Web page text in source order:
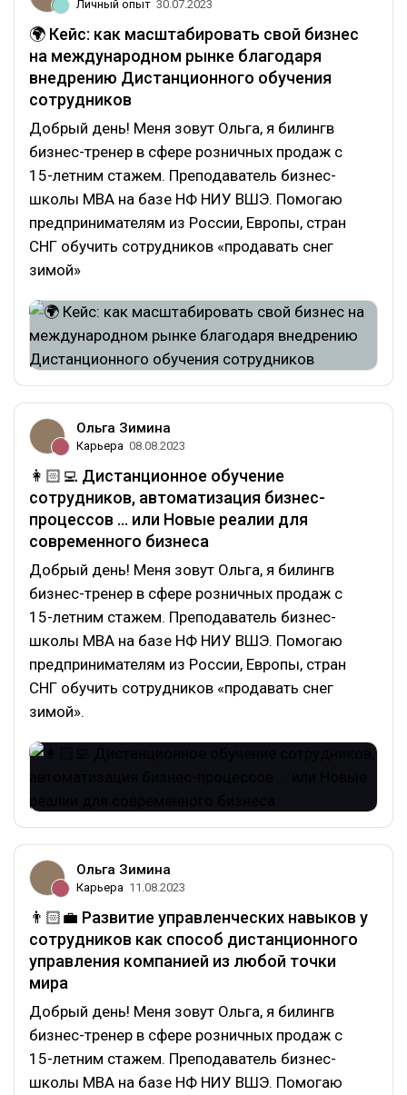
Личный опыт 30.07.2023
🌍 Кейс: как масштабировать свой бизнес
на международном рынке благодаря
внедрению Дистанционного обучения
сотрудников
Добрый день! Меня зовут Ольга, я билингв
бизнес-тренер в сфере розничных продаж с
15-летним стажем. Преподаватель бизнес-
школы MBA на базе НФ НИУ ВШЭ. Помогаю
предпринимателям из России, Европы, стран
СНГ обучить сотрудников «продавать снег
зимой»
Ольга Зимина
Карьера 08.08.2023
👩🏻‍💻 Дистанционное обучение
сотрудников, автоматизация бизнес-
процессов ... или Новые реалии для
современного бизнеса
Добрый день! Меня зовут Ольга, я билингв
бизнес-тренер в сфере розничных продаж с
15-летним стажем. Преподаватель бизнес-
школы MBA на базе НФ НИУ ВШЭ. Помогаю
предпринимателям из России, Европы, стран
СНГ обучить сотрудников «продавать снег
зимой».
Ольга Зимина
Карьера 11.08.2023
👨🏻‍💼 Развитие управленческих навыков у
сотрудников как способ дистанционного
управления компанией из любой точки
мира
Добрый день! Меня зовут Ольга, я билингв
бизнес-тренер в сфере розничных продаж с
15-летним стажем. Преподаватель бизнес-
школы MBA на базе НФ НИУ ВШЭ. Помогаю